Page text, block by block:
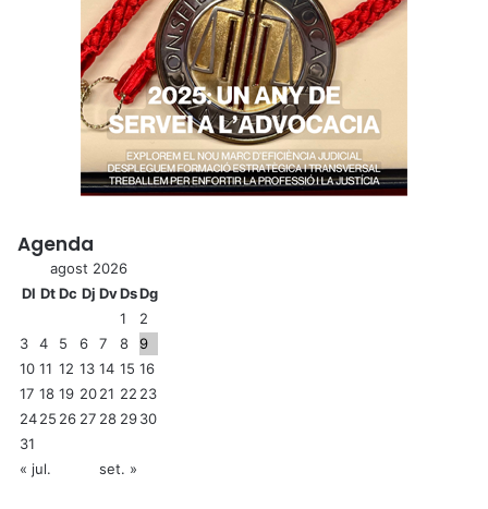
Agenda
agost 2026
Dl DtDc Dj DvDsDg
1
2
3
4 5 6 7 8
9
10 11 12 13 14 15 16
17 18 19 2021 22 23
2425 26 27 28 2930
31
« jul.
set. »